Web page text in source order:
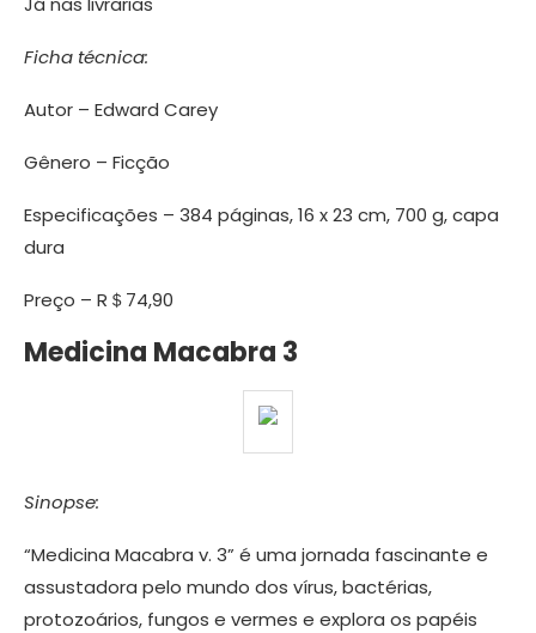
Ficha técnica:
Autor – Edward Carey
Gênero – Ficção
Especificações – 384 páginas, 16 x 23 cm, 700 g, capa
dura
Preço – R＄74,90
Medicina Macabra 3
Sinopse:
“Medicina Macabra v. 3” é uma jornada fascinante e
assustadora pelo mundo dos vírus, bactérias,
protozoários, fungos e vermes e explora os papéis